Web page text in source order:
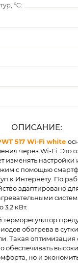
°C:
ОПИСАНИЕ:
517 Wi-Fi white
через Wi-Fi. Это
изменять настройки
с помощью
к Интернету. По
адаптировано
3,2 кВт.
обогрева в
Такая оптимизация
обеспечивать
но и